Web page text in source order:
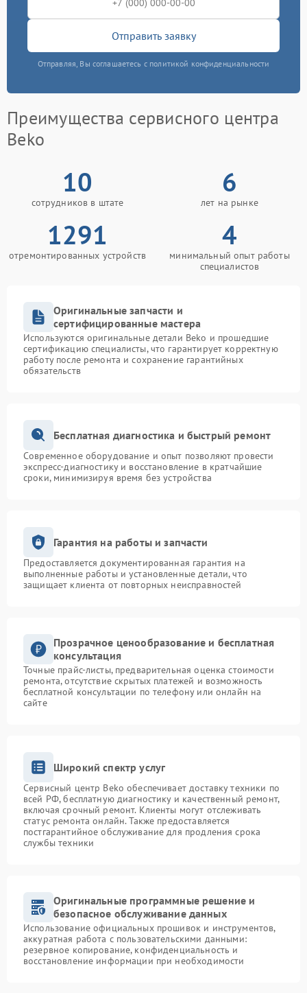
Отправить заявку
Отправляя, Вы соглашаетесь с политикой конфиденциальности
Преимущества сервисного центра
Beko
10
сотрудников в штате
6
лет на рынке
1291
отремонтированных устройств
4
минимальный опыт работы
специалистов
Оригинальные запчасти и
сертифицированные мастера
Используются оригинальные детали Beko и прошедшие
сертификацию специалисты, что гарантирует корректную
работу после ремонта и сохранение гарантийных
обязательств
Бесплатная диагностика и быстрый ремонт
Современное оборудование и опыт позволяют провести
экспресс-диагностику и восстановление в кратчайшие
сроки, минимизируя время без устройства
Гарантия на работы и запчасти
Предоставляется документированная гарантия на
выполненные работы и установленные детали, что
защищает клиента от повторных неисправностей
Прозрачное ценообразование и бесплатная
консультация
Точные прайс-листы, предварительная оценка стоимости
ремонта, отсутствие скрытых платежей и возможность
бесплатной консультации по телефону или онлайн на
сайте
Широкий спектр услуг
Сервисный центр Beko обеспечивает доставку техники по
всей РФ, бесплатную диагностику и качественный ремонт,
включая срочный ремонт. Клиенты могут отслеживать
статус ремонта онлайн. Также предоставляется
постгарантийное обслуживание для продления срока
службы техники
Оригинальные программные решение и
безопасное обслуживание данных
Использование официальных прошивок и инструментов,
аккуратная работа с пользовательскими данными:
резервное копирование, конфиденциальность и
восстановление информации при необходимости